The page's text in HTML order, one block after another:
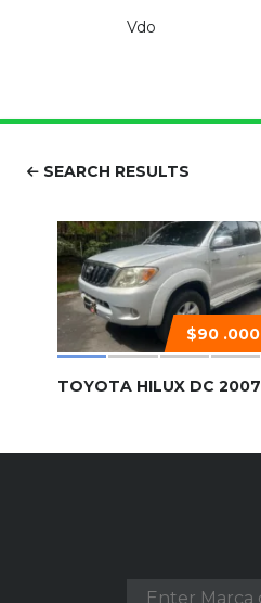
Vdo
SEARCH RESULTS
$90
TOYOTA HILUX DC 2007